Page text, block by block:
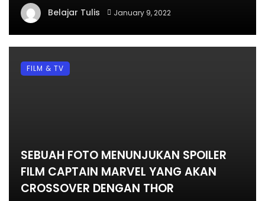
Belajar Tulis January 9, 2022
SEBUAH FOTO MENUNJUKAN SPOILER
FILM CAPTAIN MARVEL YANG AKAN
CROSSOVER DENGAN THOR
FILM & TV